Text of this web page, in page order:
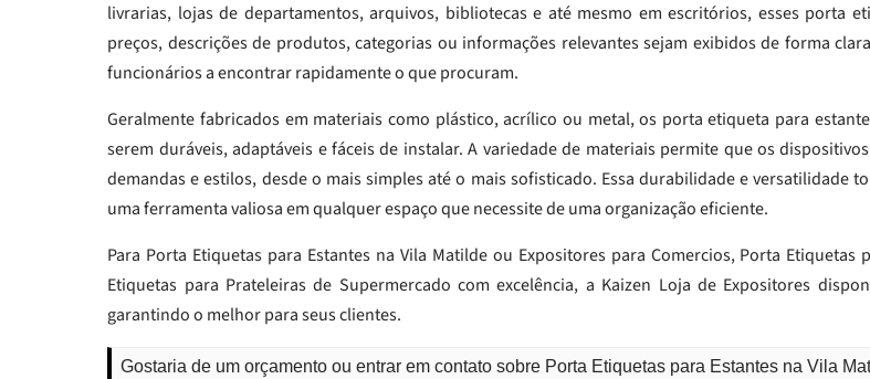
livrarias, lojas de departamentos, arquivos, bibliotecas e até mesmo em escritórios, esses porta
preços, descrições de produtos, categorias ou informações relevantes sejam exibidos de forma
funcionários a encontrar rapidamente o que procuram.
Geralmente fabricados em materiais como plástico, acrílico ou metal, os porta etiqueta para
serem duráveis, adaptáveis e fáceis de instalar. A variedade de materiais permite que os
demandas e estilos, desde o mais simples até o mais sofisticado. Essa durabilidade e versatilidade
uma ferramenta valiosa em qualquer espaço que necessite de uma organização eficiente.
Para Porta Etiquetas para Estantes na Vila Matilde ou Expositores para Comercios, Porta
Etiquetas para Prateleiras de Supermercado com excelência, a Kaizen Loja de Expositores
garantindo o melhor para seus clientes.
Gostaria de um orçamento ou entrar em contato sobre Porta Etiquetas para Estantes na Vila